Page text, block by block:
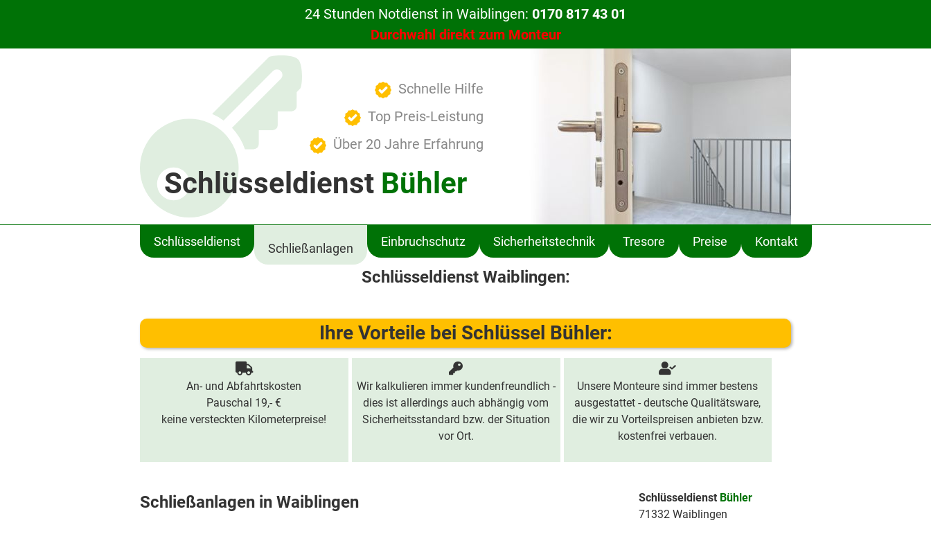
24 Stunden Notdienst in Waiblingen: 0170 817 43 01
Durchwahl direkt zum Monteur
Schnelle Hilfe
Top Preis-Leistung
Über 20 Jahre Erfahrung
Schlüsseldienst Bühler
Schlüsseldienst Schließanlagen Einbruchschutz Sicherheitstechnik Tresore Preise Kontakt
Schlüsseldienst Waiblingen:
Ihre Vorteile bei Schlüssel Bühler:
An- und Abfahrtskosten
Pauschal 19,- €
keine versteckten Kilometerpreise!
Wir kalkulieren immer kundenfreundlich -
dies ist allerdings auch abhängig vom
Sicherheitsstandard bzw. der Situation
vor Ort.
Unsere Monteure sind immer bestens
ausgestattet - deutsche Qualitätsware,
die wir zu Vorteilspreisen anbieten bzw.
kostenfrei verbauen.
Schließanlagen in Waiblingen Schlüsseldienst Bühler
71332 Waiblingen